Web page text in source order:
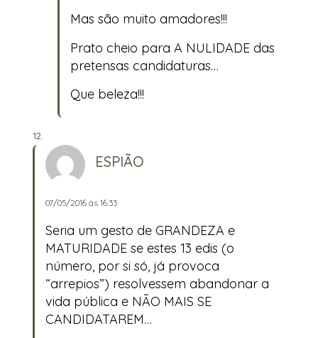
Mas são muito amadores!!!
Prato cheio para A NULIDADE das
pretensas candidaturas…
Que beleza!!!
ESPIÃO
07/05/2016 às 16:33
Seria um gesto de GRANDEZA e
MATURIDADE se estes 13 edis (o
número, por si só, já provoca
“arrepios”) resolvessem abandonar a
vida pública e NÃO MAIS SE
CANDIDATAREM…